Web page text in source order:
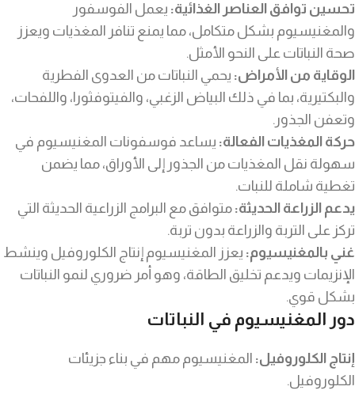
تحسين توافق العناصر الغذائية: يعمل الفوسفور
والمغنيسيوم بشكل متكامل، مما يمنع تنافر المغذيات ويعزز
صحة النباتات على النحو الأمثل.
الوقاية من الأمراض: يحمي النباتات من العدوى الفطرية
والبكتيرية، بما في ذلك البياض الزغبي، والفيتوفثورا، واللفحات،
وتعفن الجذور.
حركة المغذيات الفعالة: يساعد فوسفونات المغنيسيوم في
سهولة نقل المغذيات من الجذور إلى الأوراق، مما يضمن
تغطية شاملة للنبات.
يدعم الزراعة الحديثة: متوافق مع البرامج الزراعية الحديثة التي
تركز على التربة والزراعة بدون تربة.
غني بالمغنيسيوم: يعزز المغنيسيوم إنتاج الكلوروفيل وينشط
الإنزيمات ويدعم تخليق الطاقة، وهو أمر ضروري لنمو النباتات
بشكل قوي.
دور المغنيسيوم في النباتات
إنتاج الكلوروفيل: المغنيسيوم مهم في بناء جزيئات
الكلوروفيل.